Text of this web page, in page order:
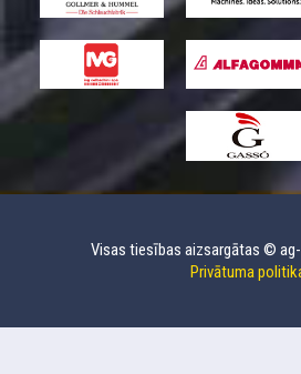
Visas tiesības aizsargātas ©
Privātuma